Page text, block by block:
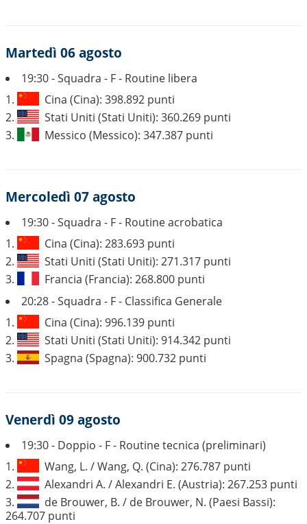
Martedì 06 agosto
19:30 - Squadra - F - Routine libera
1.
Cina (Cina): 398.892 punti
2.
Stati Uniti (Stati Uniti): 360.269 punti
3.
Messico (Messico): 347.387 punti
Mercoledì 07 agosto
19:30 - Squadra - F - Routine acrobatica
1.
Cina (Cina): 283.693 punti
2.
Stati Uniti (Stati Uniti): 271.317 punti
3.
Francia (Francia): 268.800 punti
20:28 - Squadra - F - Classifica Generale
1.
Cina (Cina): 996.139 punti
2.
Stati Uniti (Stati Uniti): 914.342 punti
3.
Spagna (Spagna): 900.732 punti
Venerdì 09 agosto
19:30 - Doppio - F - Routine tecnica (preliminari)
1.
Wang, L. / Wang, Q. (Cina): 276.787 punti
2.
Alexandri A. / Alexandri E. (Austria): 267.253 punti
3.
de Brouwer, B. / de Brouwer, N. (Paesi Bassi):
264.707 punti